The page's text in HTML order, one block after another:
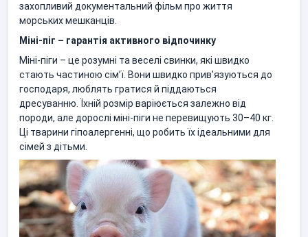
захопливий документальний фільм про життя
морських мешканців.
Міні-піг – гарантія активного відпочинку
Міні-піги – це розумні та веселі свинки, які швидко
стають частиною сім’ї. Вони швидко прив’язуються до
господаря, люблять гратися й піддаються
дресуванню. Їхній розмір варіюється залежно від
породи, але дорослі міні-піги не перевищують 30–40 кг.
Ці тварини гіпоалергенні, що робить їх ідеальними для
сімей з дітьми.